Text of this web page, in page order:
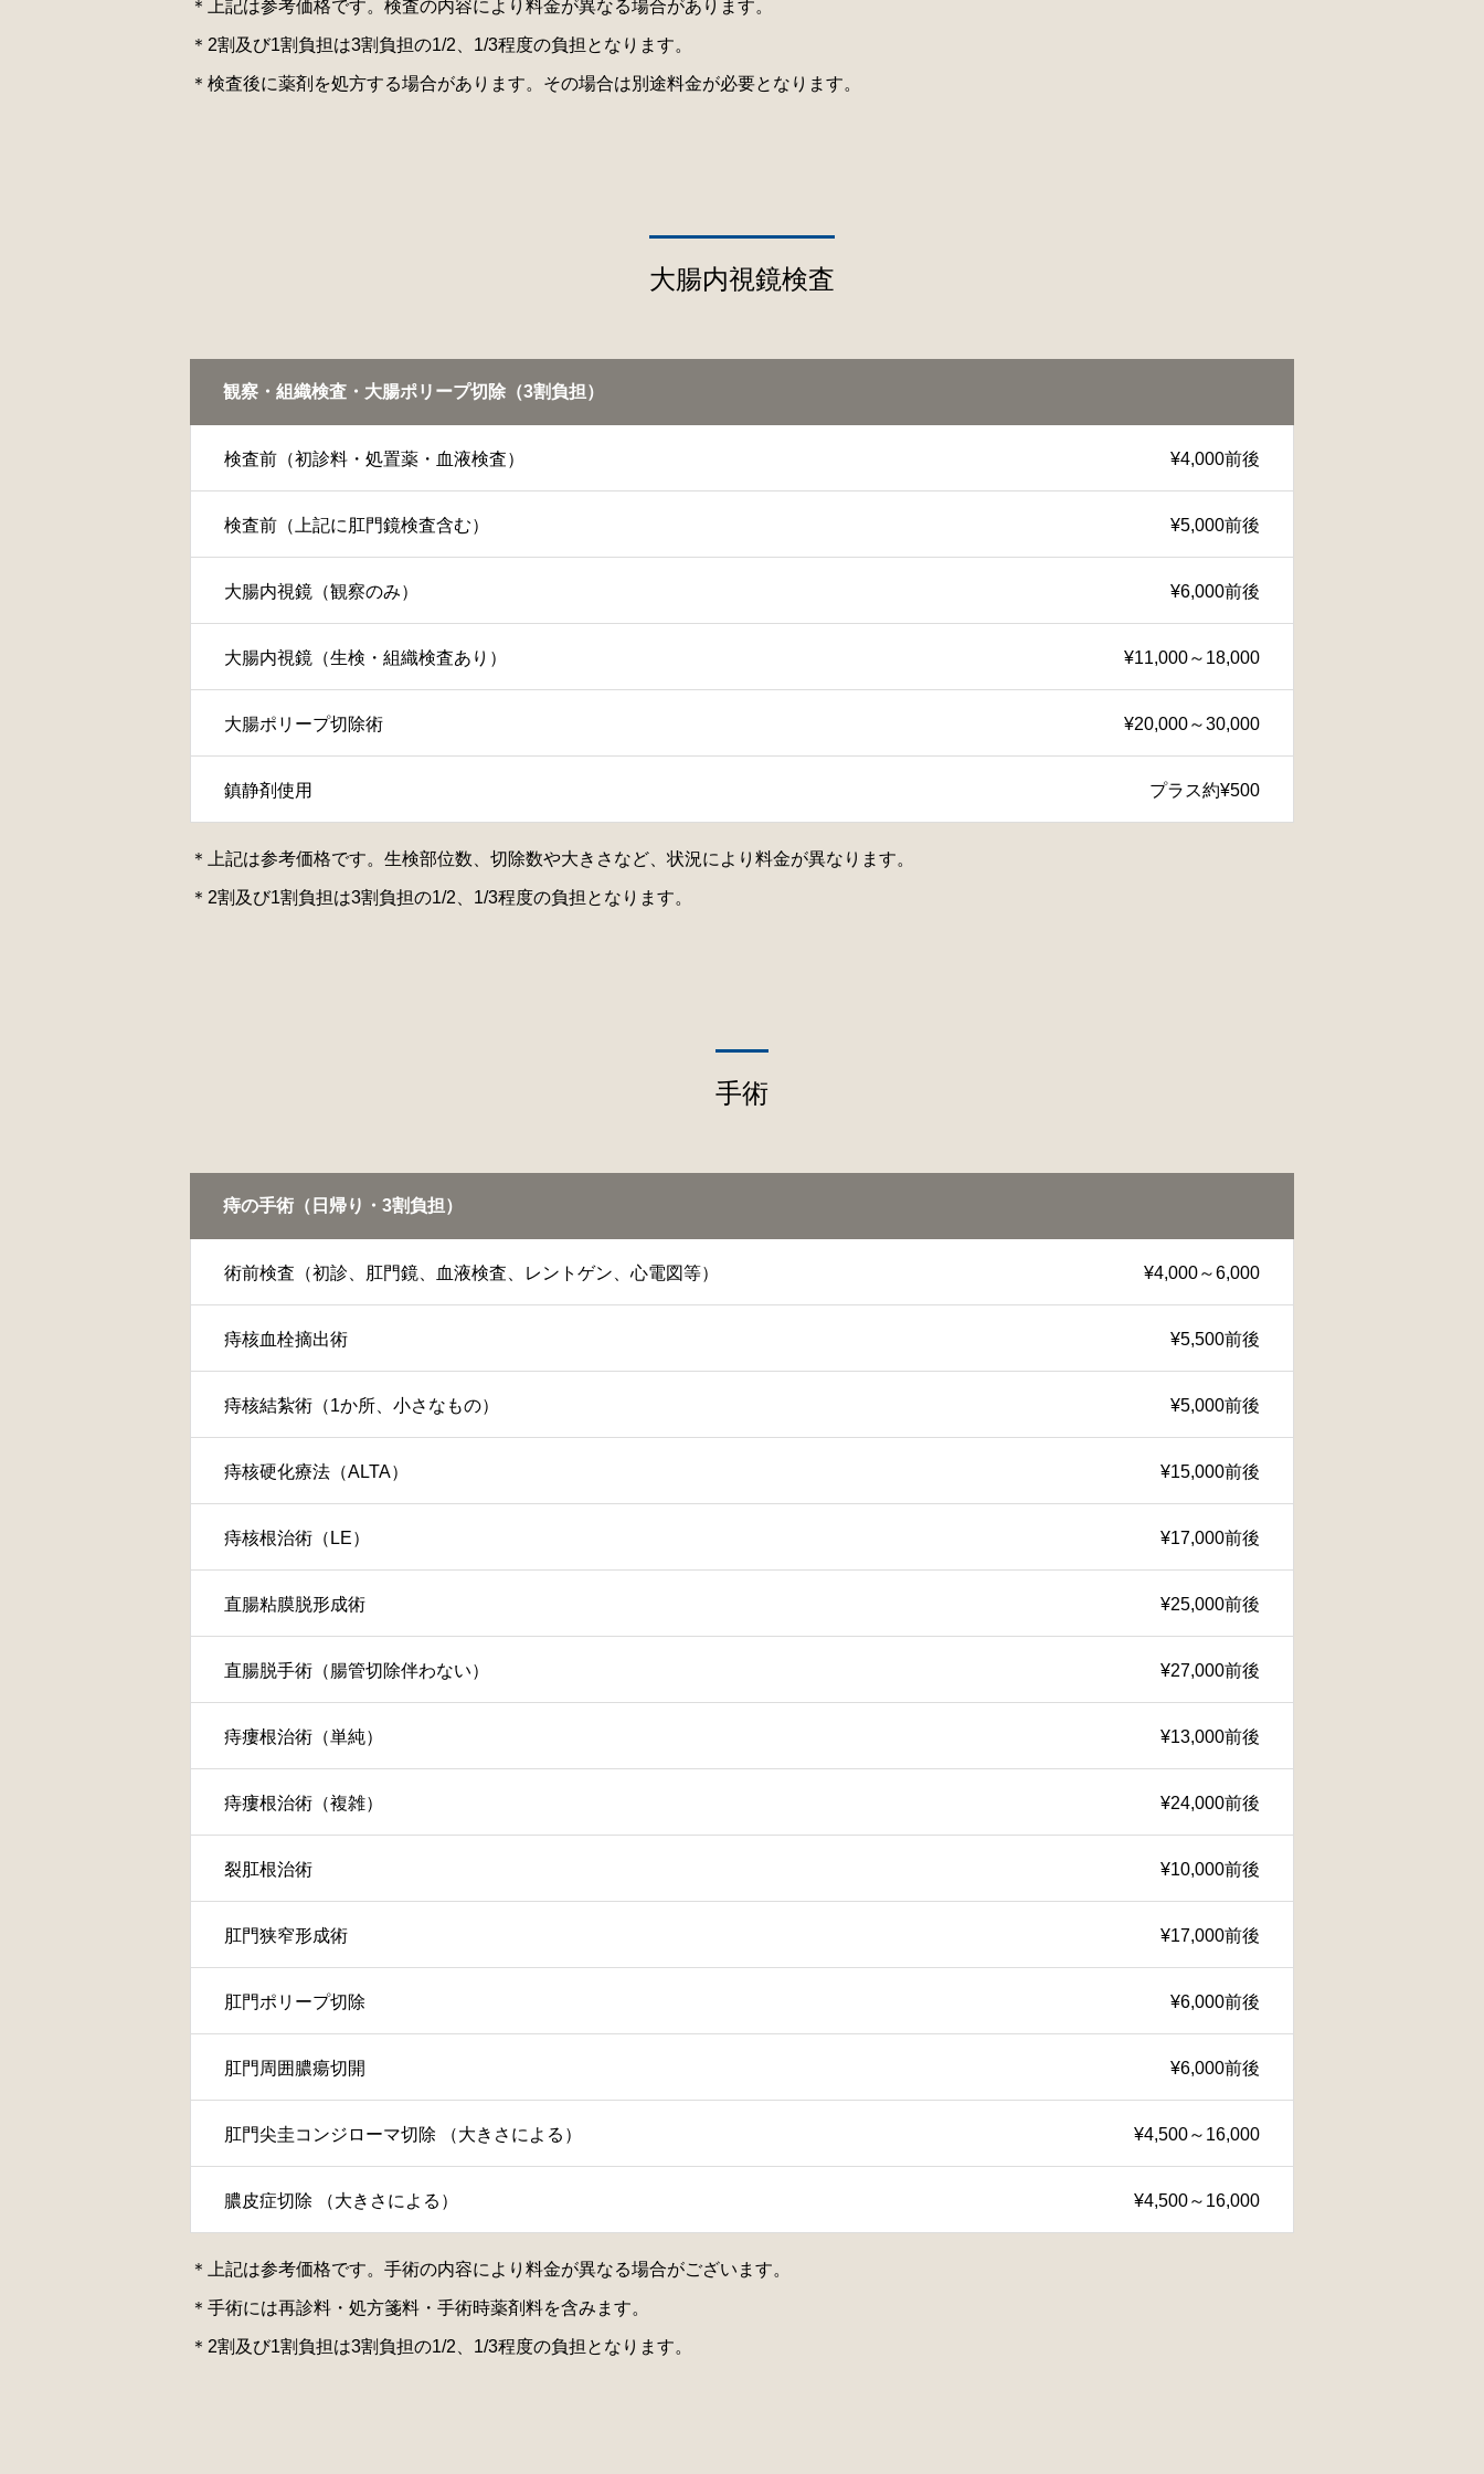
＊上記は参考価格です。検査の内容により料金が異なる場合があります。
＊2割及び1割負担は3割負担の1/2、1/3程度の負担となります。
＊検査後に薬剤を処方する場合があります。その場合は別途料金が必要となります。
大腸内視鏡検査
観察・組織検査・大腸ポリープ切除（3割負担）
検査前（初診料・処置薬・血液検査） ¥4,000前後
検査前（上記に肛門鏡検査含む） ¥5,000前後
大腸内視鏡（観察のみ） ¥6,000前後
大腸内視鏡（生検・組織検査あり） ¥11,000～18,000
大腸ポリープ切除術 ¥20,000～30,000
鎮静剤使用 プラス約¥500
＊上記は参考価格です。生検部位数、切除数や大きさなど、状況により料金が異なります。
＊2割及び1割負担は3割負担の1/2、1/3程度の負担となります。
手術
痔の手術（日帰り・3割負担）
術前検査（初診、肛門鏡、血液検査、レントゲン、心電図等） ¥4,000～6,000
痔核血栓摘出術 ¥5,500前後
痔核結紮術（1か所、小さなもの） ¥5,000前後
痔核硬化療法（ALTA） ¥15,000前後
痔核根治術（LE） ¥17,000前後
直腸粘膜脱形成術 ¥25,000前後
直腸脱手術（腸管切除伴わない） ¥27,000前後
痔瘻根治術（単純） ¥13,000前後
痔瘻根治術（複雑） ¥24,000前後
裂肛根治術 ¥10,000前後
肛門狭窄形成術 ¥17,000前後
肛門ポリープ切除 ¥6,000前後
肛門周囲膿瘍切開 ¥6,000前後
肛門尖圭コンジローマ切除 （大きさによる） ¥4,500～16,000
膿皮症切除 （大きさによる） ¥4,500～16,000
＊上記は参考価格です。手術の内容により料金が異なる場合がございます。
＊手術には再診料・処方箋料・手術時薬剤料を含みます。
＊2割及び1割負担は3割負担の1/2、1/3程度の負担となります。